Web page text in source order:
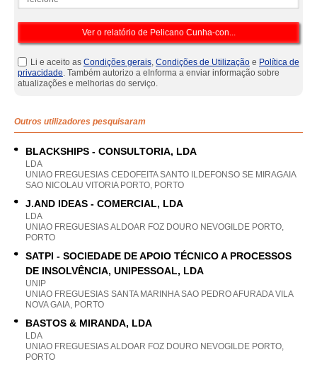
Li e aceito as Condições gerais, Condições de Utilização e Política de
privacidade. Também autorizo a eInforma a enviar informação sobre
atualizações e melhorias do serviço.
Outros utilizadores pesquisaram
BLACKSHIPS - CONSULTORIA, LDA
LDA
UNIAO FREGUESIAS CEDOFEITA SANTO ILDEFONSO SE MIRAGAIA
SAO NICOLAU VITORIA PORTO, PORTO
J.AND IDEAS - COMERCIAL, LDA
LDA
UNIAO FREGUESIAS ALDOAR FOZ DOURO NEVOGILDE PORTO,
PORTO
SATPI - SOCIEDADE DE APOIO TÉCNICO A PROCESSOS
DE INSOLVÊNCIA, UNIPESSOAL, LDA
UNIP
UNIAO FREGUESIAS SANTA MARINHA SAO PEDRO AFURADA VILA
NOVA GAIA, PORTO
BASTOS & MIRANDA, LDA
LDA
UNIAO FREGUESIAS ALDOAR FOZ DOURO NEVOGILDE PORTO,
PORTO